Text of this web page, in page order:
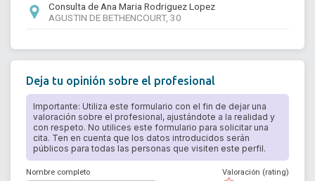
Consulta de Ana Maria Rodriguez Lopez
AGUSTIN DE BETHENCOURT, 30
Deja tu opinión sobre el profesional
Importante: Utiliza este formulario con el fin de dejar una
valoración sobre el profesional, ajustándote a la realidad y
con respeto. No utilices este formulario para solicitar una
cita. Ten en cuenta que los datos introducidos serán
públicos para todas las personas que visiten este perfil.
Nombre completo Valoración (rating)